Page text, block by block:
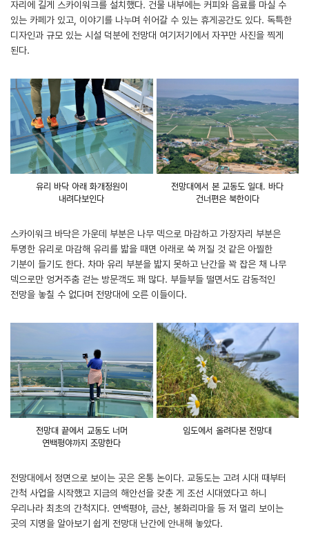
자리에 길게 스카이워크를 설치했다. 건물 내부에는 커피와 음료를 마실 수
있는 카페가 있고, 이야기를 나누며 쉬어갈 수 있는 휴게공간도 있다. 독특한
디자인과 규모 있는 시설 덕분에 전망대 여기저기에서 자꾸만 사진을 찍게
된다.
유리 바닥 아래 화개정원이
내려다보인다
전망대에서 본 교동도 일대. 바다
건너편은 북한이다
스카이워크 바닥은 가운데 부분은 나무 덱으로 마감하고 가장자리 부분은
투명한 유리로 마감해 유리를 밟을 때면 아래로 쑥 꺼질 것 같은 아찔한
기분이 들기도 한다. 차마 유리 부분을 밟지 못하고 난간을 꽉 잡은 채 나무
덱으로만 엉거주춤 걷는 방문객도 꽤 많다. 부들부들 떨면서도 감동적인
전망을 놓칠 수 없다며 전망대에 오른 이들이다.
전망대 끝에서 교동도 너머
연백평야까지 조망한다
임도에서 올려다본 전망대
전망대에서 정면으로 보이는 곳은 온통 논이다. 교동도는 고려 시대 때부터
간척 사업을 시작했고 지금의 해안선을 갖춘 게 조선 시대였다고 하니
우리나라 최초의 간척지다. 연백평야, 금산, 봉화리마을 등 저 멀리 보이는
곳의 지명을 알아보기 쉽게 전망대 난간에 안내해 놓았다.